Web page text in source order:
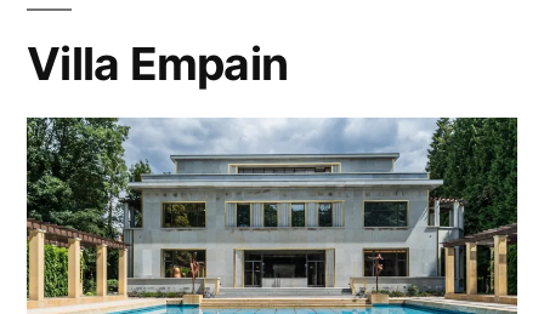
Villa Empain